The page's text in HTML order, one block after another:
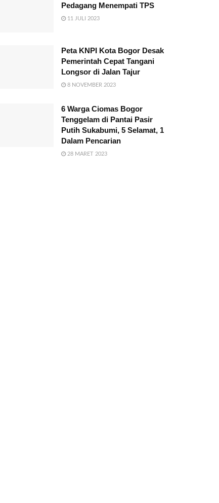
Pedagang Menempati TPS
11 JULI 2023
Peta KNPI Kota Bogor Desak
Pemerintah Cepat Tangani
Longsor di Jalan Tajur
8 NOVEMBER 2023
6 Warga Ciomas Bogor
Tenggelam di Pantai Pasir
Putih Sukabumi, 5 Selamat, 1
Dalam Pencarian
28 MARET 2023